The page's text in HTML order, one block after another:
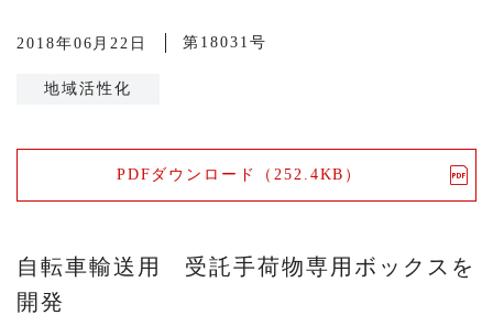
2018年06月22日 第18031号
地域活性化
PDFダウンロード（252.4KB）
自転車輸送用 受託手荷物専用ボックスを
開発